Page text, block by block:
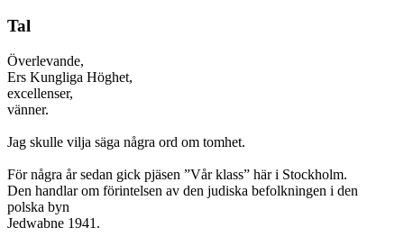
Tal
Överlevande,
Ers Kungliga Höghet,
excellenser,
vänner.
Jag skulle vilja säga några ord om tomhet.
För några år sedan gick pjäsen ”Vår klass” här i Stockholm.
Den handlar om förintelsen av den judiska befolkningen i den
polska byn
Jedwabne 1941.